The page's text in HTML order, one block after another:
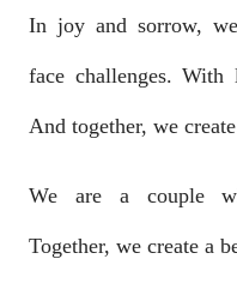
In joy and sorrow,
face challenges.With
And together, we
We are a couple
Together, we create a